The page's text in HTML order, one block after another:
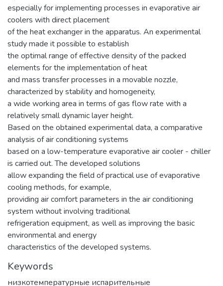
especially for implementing processes in evaporative air
coolers with direct placement
of the heat exchanger in the apparatus. An experimental
study made it possible to establish
the optimal range of effective density of the packed
elements for the implementation of heat
and mass transfer processes in a movable nozzle,
characterized by stability and homogeneity,
a wide working area in terms of gas flow rate with a
relatively small dynamic layer height.
Based on the obtained experimental data, a comparative
analysis of air conditioning systems
based on a low-temperature evaporative air cooler - chiller
is carried out. The developed solutions
allow expanding the field of practical use of evaporative
cooling methods, for example,
providing air comfort parameters in the air conditioning
system without involving traditional
refrigeration equipment, as well as improving the basic
environmental and energy
characteristics of the developed systems.
Keywords
низкотемпературные испарительные